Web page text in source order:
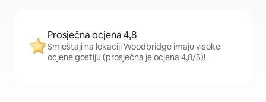
Prosječna ocjena 4,8
Smještaji na lokaciji Woodbridge imaju visoke
ocjene gostiju (prosječna je ocjena 4,8/5)!